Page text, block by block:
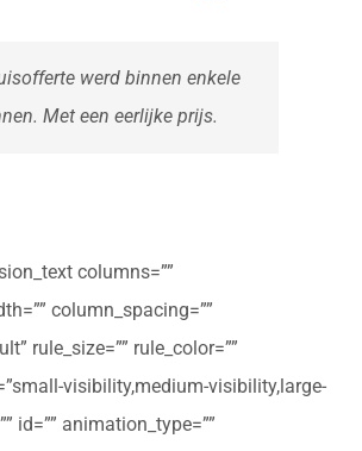
werd binnen enkele
Met een eerlijke prijs.
columns=””
column_spacing=””
rule_size=”” rule_color=””
visibility,medium-visibility,large-
id=”” animation_type=””